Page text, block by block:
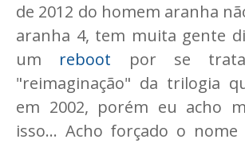
de 2012 do homem aranha
aranha 4, tem muita gente
um reboot por se
"reimaginação" da trilogia
em 2002, porém eu acho
isso... Acho forçado o